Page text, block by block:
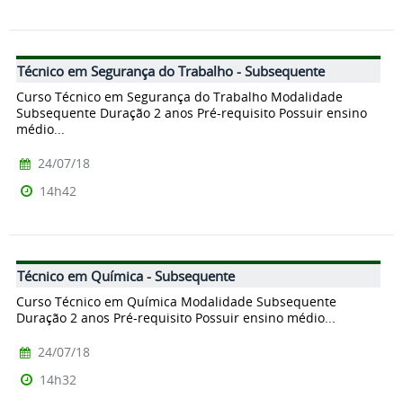
Técnico em Segurança do Trabalho - Subsequente
Curso Técnico em Segurança do Trabalho Modalidade
Subsequente Duração 2 anos Pré-requisito Possuir ensino
médio...
24/07/18
14h42
Técnico em Química - Subsequente
Curso Técnico em Química Modalidade Subsequente
Duração 2 anos Pré-requisito Possuir ensino médio...
24/07/18
14h32